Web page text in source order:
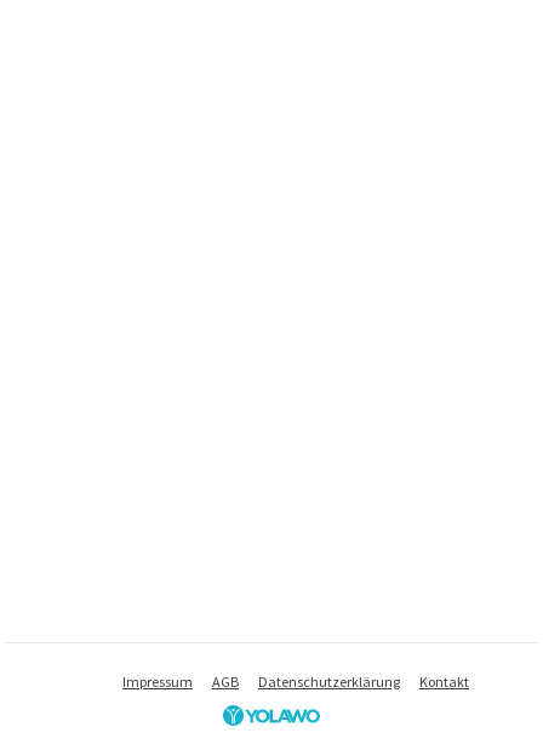
Impressum AGB Datenschutzerklärung Kontakt